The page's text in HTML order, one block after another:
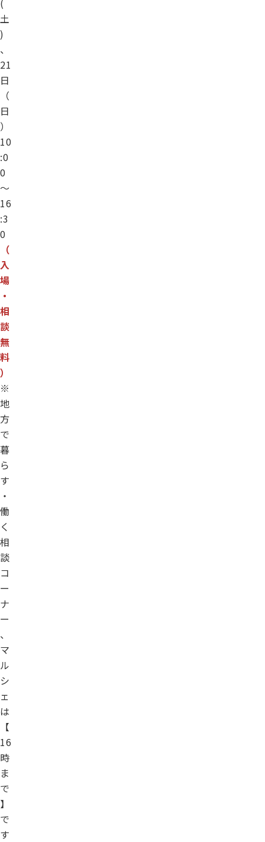
(
土
)
、
21
日
（
日
）
10
:0
0
～
16
:3
0
（
入
場
・
相
談
無
料
）
※
地
方
で
暮
ら
す
・
働
く
相
談
コ
ー
ナ
ー
、
マ
ル
シ
ェ
は
【
16
時
ま
で
】
で
す